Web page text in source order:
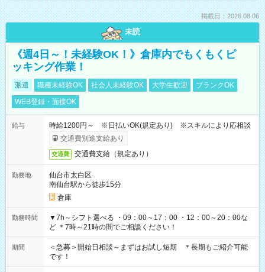
掲載日：2026.08.06
未読
《週4日～！未経験OK！》倉庫内でもくもくピ
ッキング作業！
派遣 職種未経験OK 社会人未経験OK 大学生歓迎
ブランクOK
WEB登録・面接OK
給与
時給1200円～ ※日払いOK(規定あり) ※スキルにより応相談
交通費別途支給あり
交通費 交通費支給（規定あり）
勤務地
仙台市太白区
南仙台駅から徒歩15分
倉庫
勤務時間
▼7h～シフト選べる ・09：00～17：00 ・12：00～20：00な
ど ＊7時～21時の間でご相談ください！
期間
＜急募＞開始日相談～まずはお試し短期 ＊長期もご紹介可能
です！